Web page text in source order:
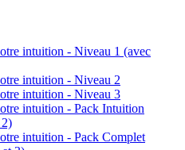
intuition - Niveau 1 (avec
intuition - Niveau 2
intuition - Niveau 3
intuition - Pack Intuition
intuition - Pack Complet